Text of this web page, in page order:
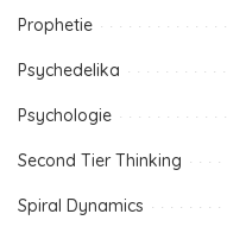
Prophetie
Psychedelika
Psychologie
Second Tier Thinking
Spiral Dynamics